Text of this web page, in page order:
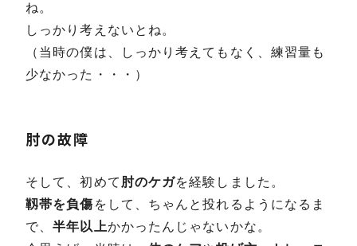
ね。
しっかり考えないとね。
（当時の僕は、しっかり考えてもなく、練習量も
少なかった・・・）
肘の故障
そして、初めて 肘のケガを経験しました。
靱帯を負傷をして、ちゃんと投れるようになるま
で、半年以上かかったんじゃないかな。